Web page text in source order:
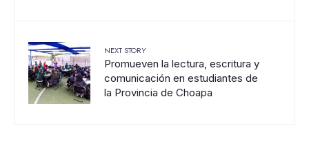
NEXT STORY
Promueven la lectura, escritura y
comunicación en estudiantes de
la Provincia de Choapa